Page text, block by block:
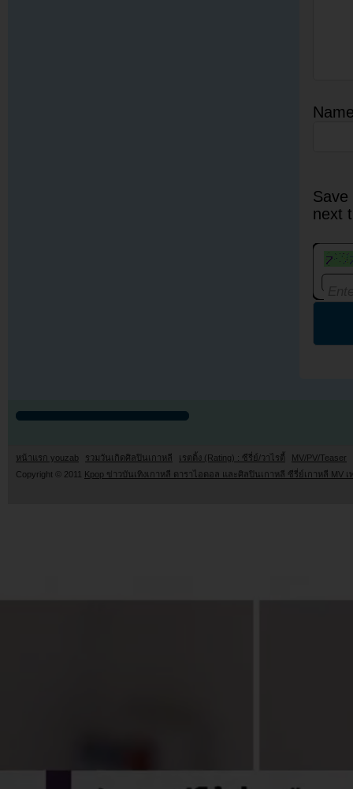
next
หน้าแรก youzab รวมวันเกิดศิลปินเกาหลี เรตติ้ง (Rating) : ซีรี่ย์/วาไรตี้
MV/PV/Teaser
Copyright © 2011
Kpop ข่าวบันเทิงเกาหลี ดาราไอดอล และศิลปินเกาหลี ซีรี่ย์เกาหลี MV